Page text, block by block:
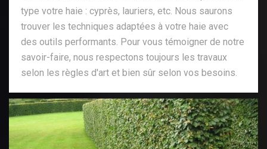
type votre haie : cyprès, lauriers, etc. Nous saurons
trouver les techniques adaptées à votre haie avec
des outils performants. Pour vous témoigner de notre
savoir-faire, nous respectons toujours les travaux
selon les règles d'art et bien sûr selon vos besoins.